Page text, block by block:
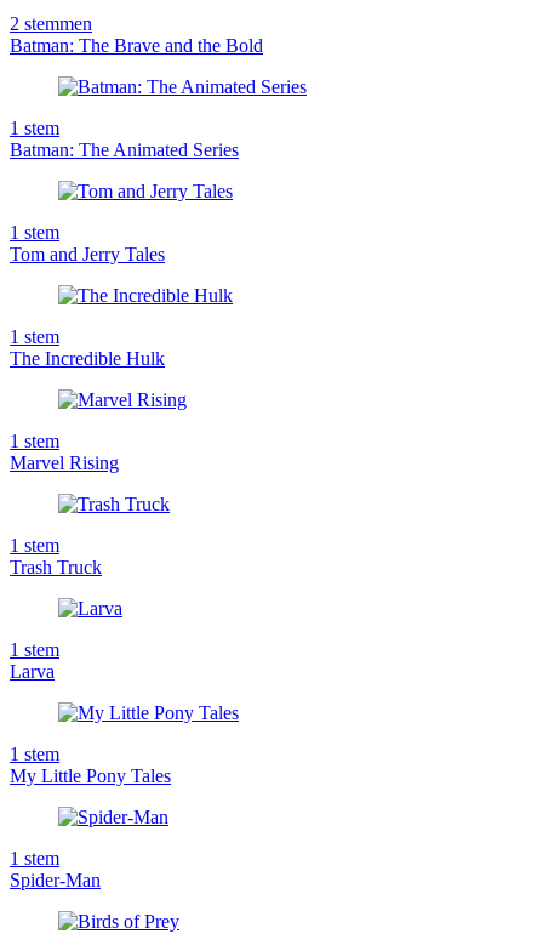
2 stemmen
Batman: The Brave and the Bold
1 stem
Batman: The Animated Series
1 stem
Tom and Jerry Tales
1 stem
The Incredible Hulk
1 stem
Marvel Rising
1 stem
Trash Truck
1 stem
Larva
1 stem
My Little Pony Tales
1 stem
Spider-Man